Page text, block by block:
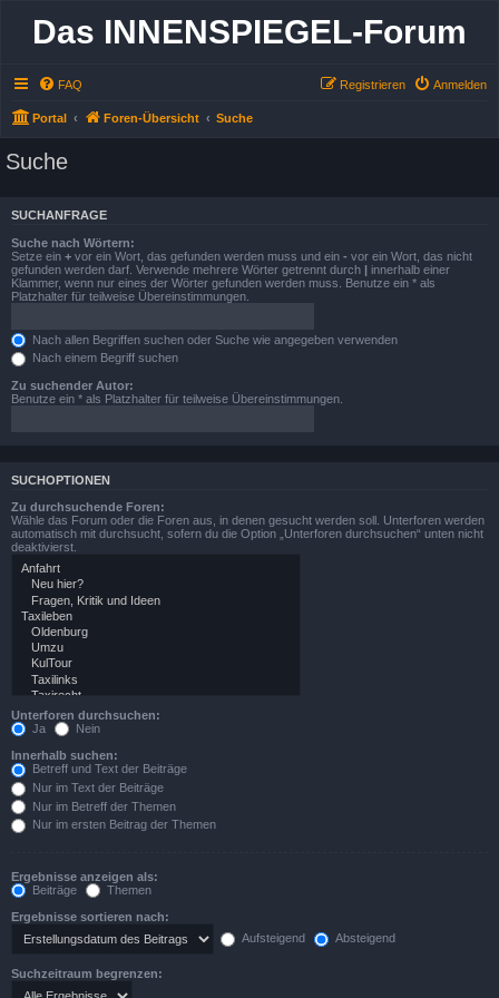
Das INNENSPIEGEL-Forum
FAQ Anmelden
Registrieren
Portal Foren-Übersicht Suche
Suche
SUCHANFRAGE
Suche nach Wörtern:
Setze ein + vor ein Wort, das gefunden werden muss und ein - vor ein Wort, das nicht
gefunden werden darf. Verwende mehrere Wörter getrennt durch | innerhalb einer
Klammer, wenn nur eines der Wörter gefunden werden muss. Benutze ein * als
Platzhalter für teilweise Übereinstimmungen.
Nach allen Begriffen suchen oder Suche wie angegeben verwenden
Nach einem Begriff suchen
Zu suchender Autor:
Benutze ein * als Platzhalter für teilweise Übereinstimmungen.
SUCHOPTIONEN
Zu durchsuchende Foren:
Wähle das Forum oder die Foren aus, in denen gesucht werden soll. Unterforen werden
automatisch mit durchsucht, sofern du die Option „Unterforen durchsuchen“ unten nicht
deaktivierst.
Unterforen durchsuchen:
Ja
Nein
Innerhalb suchen:
Betreff und Text der Beiträge
Nur im Text der Beiträge
Nur im Betreff der Themen
Nur im ersten Beitrag der Themen
Ergebnisse anzeigen als:
Beiträge
Themen
Ergebnisse sortieren nach:
Aufsteigend
Absteigend
Suchzeitraum begrenzen: